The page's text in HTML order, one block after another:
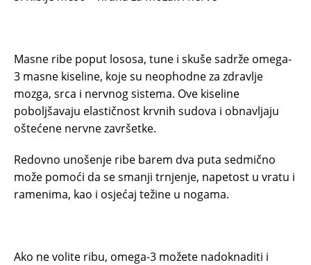
Masne ribe poput lososa, tune i skuše sadrže omega-
3 masne kiseline, koje su neophodne za zdravlje
mozga, srca i nervnog sistema. Ove kiseline
poboljšavaju elastičnost krvnih sudova i obnavljaju
oštećene nervne završetke.
Redovno unošenje ribe barem dva puta sedmično
može pomoći da se smanji trnjenje, napetost u vratu i
ramenima, kao i osjećaj težine u nogama.
Ako ne volite ribu, omega-3 možete nadoknaditi i